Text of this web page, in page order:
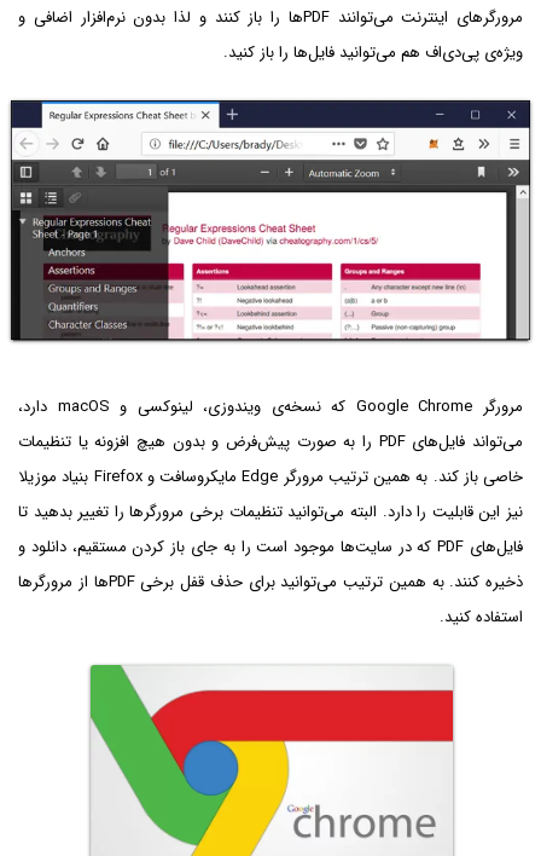
مرورگرهای اینترنت می‌توانند PDFها را باز کنند و لذا بدون نرم‌افزار اضافی و
ویژه‌ی پی‌دی‌اف هم می‌توانید فایل‌ها را باز کنید.
مرورگر Google Chrome که نسخه‌ی ویندوزی، لینوکسی و macOS دارد،
می‌تواند فایل‌های PDF را به صورت پیش‌فرض و بدون هیچ افزونه یا تنظیمات
خاصی باز کند. به همین ترتیب مرورگر Edge مایکروسافت و Firefox بنیاد موزیلا
نیز این قابلیت را دارد. البته می‌توانید تنظیمات برخی مرورگرها را تغییر بدهید تا
فایل‌های PDF که در سایت‌ها موجود است را به جای باز کردن مستقیم، دانلود و
ذخیره کنند. به همین ترتیب می‌توانید برای حذف قفل برخی PDFها از مرورگرها
استفاده کنید.